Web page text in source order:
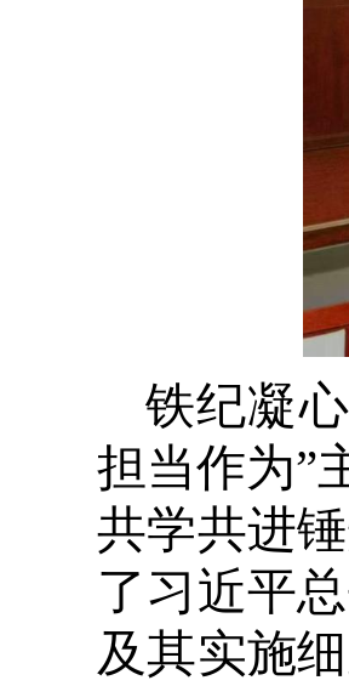
铁纪凝
担当作为”
共学共进
了习近平
及其实施